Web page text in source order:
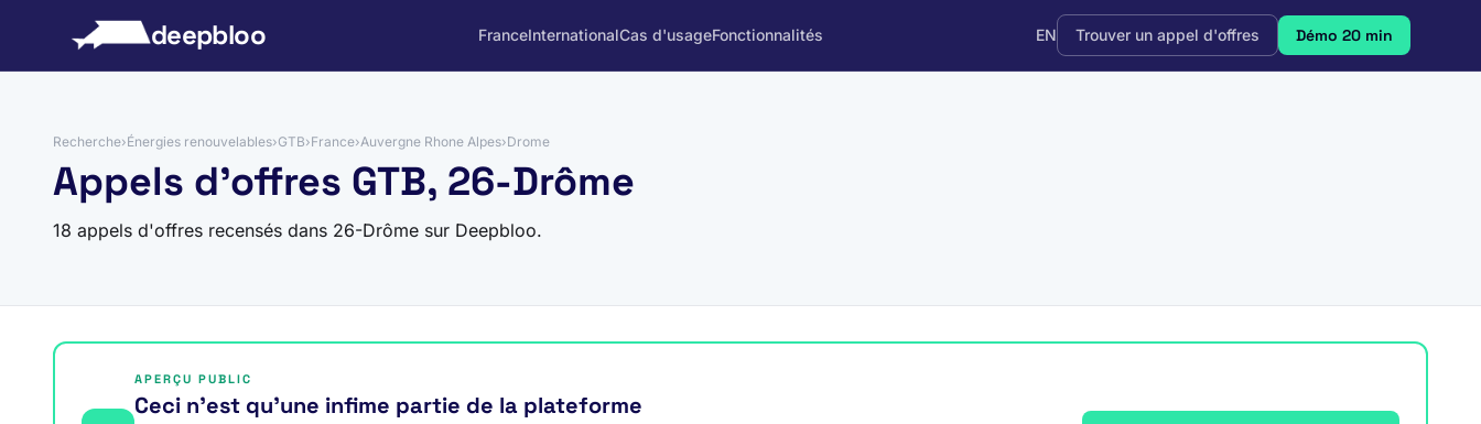
deepbloo FranceInternationalCas d'usageFonctionnalités EN Trouver un appel d'offres Démo 20 min
Recherche›Énergies renouvelables›GTB›France›Auvergne Rhone Alpes›Drome
Appels d'offres GTB, 26-Drôme
18 appels d'offres recensés dans 26-Drôme sur Deepbloo.
APERÇU PUBLIC
Ceci n’est qu’une infime partie de la plateforme